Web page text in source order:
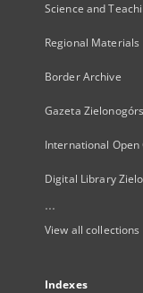
Science and
Regional Materials
Border Archive
Gazeta
International
Digital Library
...
View all collections
Indexes